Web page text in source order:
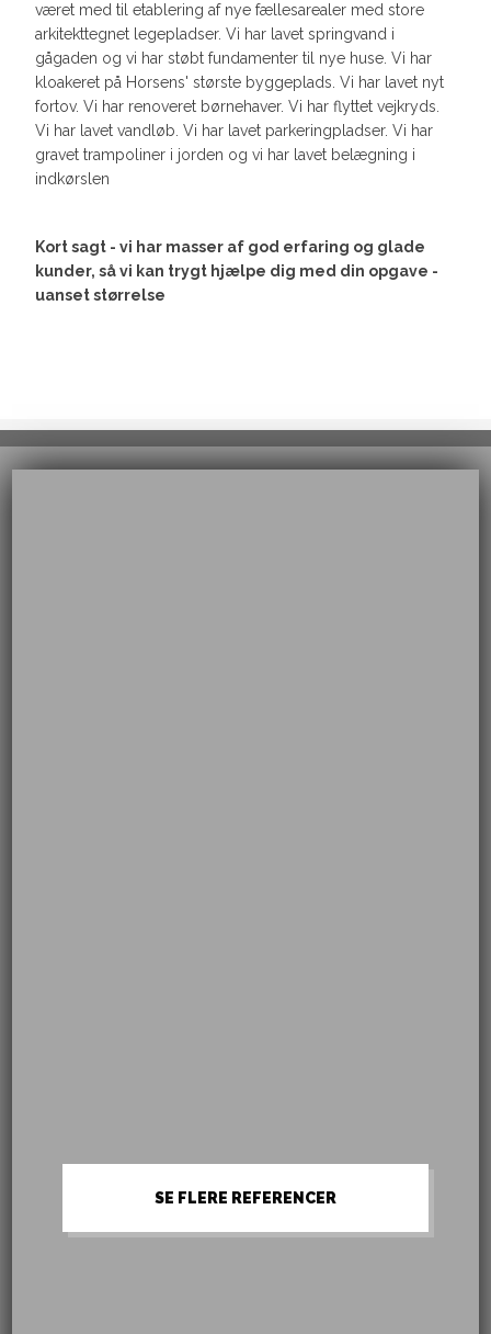
været med til etablering af nye fællesarealer med store
arkitekttegnet legepladser. Vi har lavet springvand i
gågaden og vi har støbt fundamenter til nye huse. Vi har
kloakeret på Horsens' største byggeplads. Vi har lavet nyt
fortov. Vi har renoveret børnehaver. Vi har flyttet vejkryds.
Vi har lavet vandløb. Vi har lavet parkeringpladser. Vi har
gravet trampoliner i jorden og vi har lavet belægning i
indkørslen
Kort sagt - vi har masser af god erfaring og glade
kunder, så vi kan trygt hjælpe dig med din opgave -
uanset størrelse
SE FLERE REFERENCER